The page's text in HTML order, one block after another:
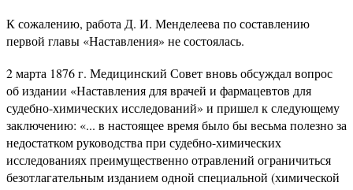
К сожалению, работа Д. И. Менделеева по составлению
первой главы «Наставления» не состоялась.
2 марта 1876 г. Медицинский Совет вновь обсуждал вопрос
об издании «Наставления для врачей и фармацевтов для
судебно-химических исследований» и пришел к следующему
заключению: «... в настоящее время было бы весьма полезно за
недостатком руководства при судебно-химических
исследованиях преимущественно отравлений ограничиться
безотлагательным изданием одной специальной (химической